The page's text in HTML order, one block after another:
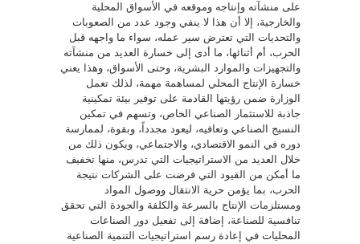
على منشآته وإنتاجه وموقعه في الأسواق المحلية
والخارجية، إلا أن هذا لا ينفي وجود عدد من الصعوبات
والتحديات التي تعترض سير عمله، سواء ما واجهه قبل
الحرب، أم أثنائها، ما أدى إلى خسارة العديد من منشآته
والتجهيزات والموارد البشرية، وحتى الأسواق، وهذا يعني
خسارة الإنتاج المحلي لمساهمة مهمة، لذلك تعمل
الوزارة ضمن رؤيتها القادمة على توفير بيئة تمكينية
جاذبة للاستثمار الصناعي الخاص، وتسهم في تمكين
النسيج الصناعي وتعافيه، ليعود مجدداً، وبقوة، لممارسة
دوره في النمو الاقتصادي، والاجتماعي، ويكون ذلك من
خلال العديد من الاستراتيجيات التي تدرس، منها تخفيف
ما أمكن من القيود التي فرضت على الشركات نتيجة
الحرب، بما يؤمن حرية الانتقال ووصول المواد
ومستلزمات الإنتاج بالسرعة والكلفة والجودة التي تحقق
تنافسية للصناعة، إضافة إلى تفعيل دور الصناعات
المحليات في إعادة رسم استراتيجيات التنمية الصناعية